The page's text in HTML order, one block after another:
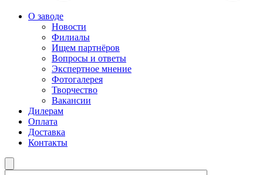
О заводе
Новости
Филиалы
Ищем партнёров
Вопросы и ответы
Экспертное мнение
Фотогалерея
Творчество
Вакансии
Дилерам
Оплата
Доставка
Контакты